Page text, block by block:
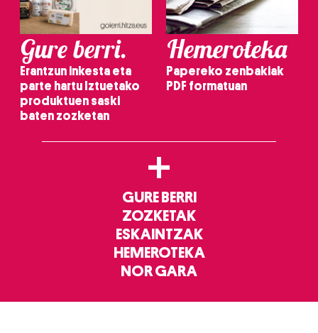
Gure berri.
Erantzun inkesta eta
parte hartu Iztuetako
produktuen saski
baten zozketan
Hemeroteka
Papereko zenbakiak
PDF formatuan
+
GURE BERRI
ZOZKETAK
ESKAINTZAK
HEMEROTEKA
NOR GARA